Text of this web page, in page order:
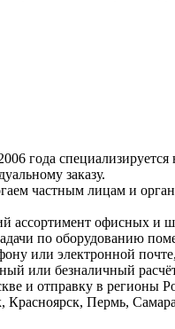
года
заказу.
частным лицам и
ассортимент офисных
по оборудованию
или электронной
или безналичный
и отправку в регионы
Красноярск, Пермь,